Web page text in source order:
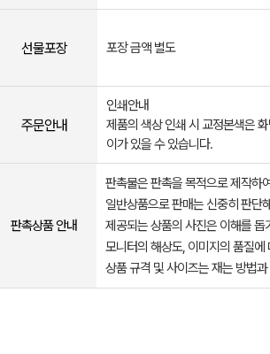
선물포장 포장 금액 별도
주문안내
인쇄안내
제품의 색상 인쇄 시 교정본색은
이가 있을 수 있습니다.
판촉상품 안내
판촉물은 판촉을 목적으로 제작하
일반상품으로 판매는 신중히 판단
제공되는 상품의 사진은 이해를
모니터의 해상도, 이미지의 품질
상품 규격 및 사이즈는 재는 방법